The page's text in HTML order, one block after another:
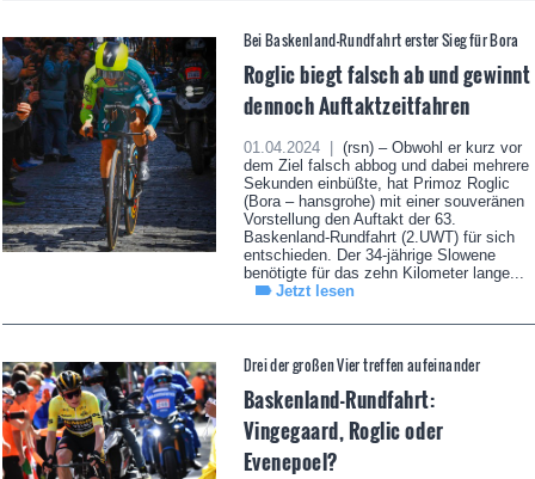
Bei Baskenland-Rundfahrt erster Sieg für Bora
Roglic biegt falsch ab und gewinnt
dennoch Auftaktzeitfahren
01.04.2024 |
(rsn) – Obwohl er kurz vor
dem Ziel falsch abbog und dabei mehrere
Sekunden einbüßte, hat Primoz Roglic
(Bora – hansgrohe) mit einer souveränen
Vorstellung den Auftakt der 63.
Baskenland-Rundfahrt (2.UWT) für sich
entschieden. Der 34-jährige Slowene
benötigte für das zehn Kilometer lange...
Jetzt lesen
Drei der großen Vier treffen aufeinander
Baskenland-Rundfahrt:
Vingegaard, Roglic oder
Evenepoel?